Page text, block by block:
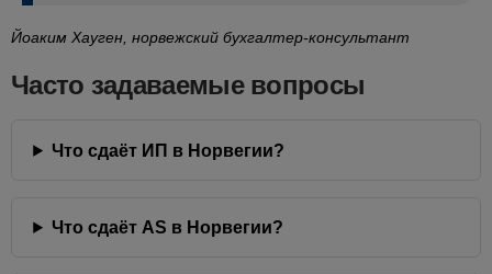
Йоаким Хауген, норвежский бухгалтер-консультант
Часто задаваемые вопросы
Что сдаёт ИП в Норвегии?
Что сдаёт AS в Норвегии?